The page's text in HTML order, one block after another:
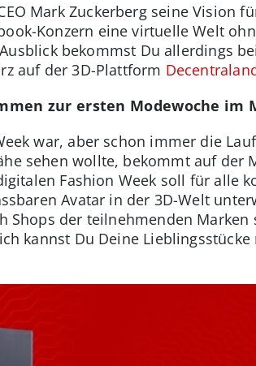
Mark Zuckerberg seine Vision
Konzern eine virtuelle Welt
bekommst Du allerdings
auf der 3D-Plattform
zur ersten Modewoche im
war, aber schon immer die
sehen wollte, bekommt auf der
Fashion Week soll für alle
Avatar in der 3D-Welt
Shops der teilnehmenden
kannst Du Deine